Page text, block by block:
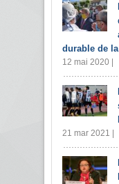
durable de
12 mai 2020 |
21 mar 2021 |